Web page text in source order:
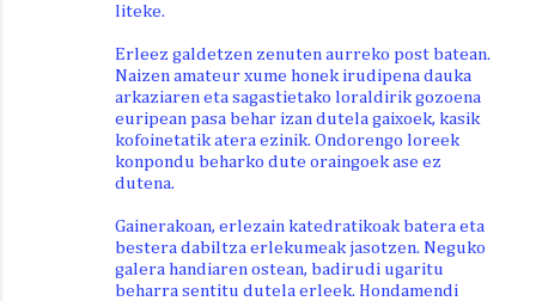
liteke.
Erleez galdetzen zenuten aurreko post batean.
Naizen amateur xume honek irudipena dauka
arkaziaren eta sagastietako loraldirik gozoena
euripean pasa behar izan dutela gaixoek, kasik
kofoinetatik atera ezinik. Ondorengo loreek
konpondu beharko dute oraingoek ase ez
dutena.
Gainerakoan, erlezain katedratikoak batera eta
bestera dabiltza erlekumeak jasotzen. Neguko
galera handiaren ostean, badirudi ugaritu
beharra sentitu dutela erleek. Hondamendi